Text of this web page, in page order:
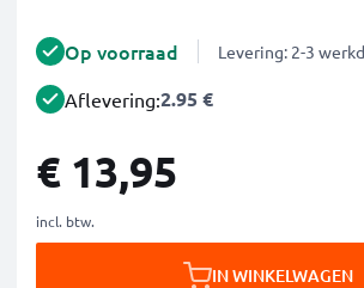
Op voorraad Levering: 2-3
Aflevering:2.95 €
€ 13,95
incl. btw.
IN WINKELWAGEN